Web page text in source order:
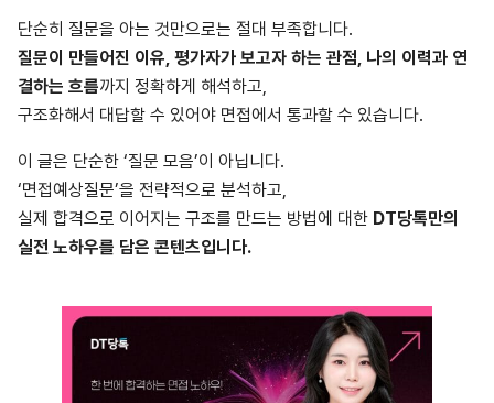
단순히 질문을 아는 것만으로는 절대 부족합니다.
질문이 만들어진 이유, 평가자가 보고자 하는 관점, 나의 이력과 연
결하는 흐름까지 정확하게 해석하고,
구조화해서 대답할 수 있어야 면접에서 통과할 수 있습니다.
이 글은 단순한 ‘질문 모음’이 아닙니다.
‘면접예상질문’을 전략적으로 분석하고,
실제 합격으로 이어지는 구조를 만드는 방법에 대한 DT당톡만의
실전 노하우를 담은 콘텐츠입니다.